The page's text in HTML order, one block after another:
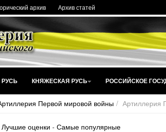
архив Архив статей
РУСЬ КНЯЖЕСКАЯ РУСЬ РОССИЙСКОЕ
Первой мировой войны Артиллерия
Лучшие оценки -Самые популярные